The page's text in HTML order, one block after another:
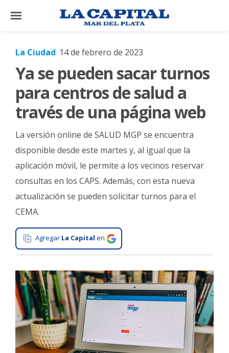
×
El
El
Mundo
La
Zona
Cultura
Tecnología
Interés
General
La
Ciudad
Deportes
Arte
y
Espectáculos
La Ciudad 14 de febrero de 2023
Ya se pueden sacar turnos
para centros de salud a
través de una página web
La versión online de SALUD MGP se encuentra
disponible desde este martes y, al igual que la
aplicación móvil, le permite a los vecinos reservar
consultas en los CAPS. Además, con esta nueva
actualización se pueden solicitar turnos para el
CEMA.
Agregar La Capital en